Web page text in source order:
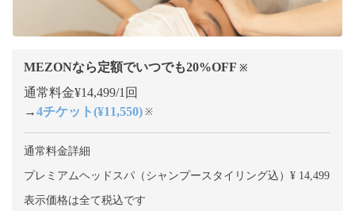
MEZONなら定額でいつでも20%OFF ※
通常料金¥14,499/1回
→4チケット(¥11,550) ※
通常料金詳細
プレミアムヘッドスパ（シャンプースタイリング込）¥ 14,499
表示価格は全て税込です